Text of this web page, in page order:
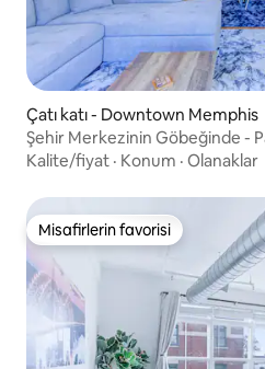
Çatı katı - Downtown Memphis
Şehir Merkezinin Göbeğinde -
Modern 1 Yatak Odalı Çatı Katı
Kalite/fiyat · Konum · Olanaklar
Misafirlerin favorisi
Misafirlerin favorisi